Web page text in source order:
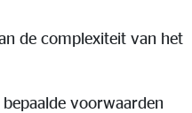
de complexiteit van het
voorwaarden